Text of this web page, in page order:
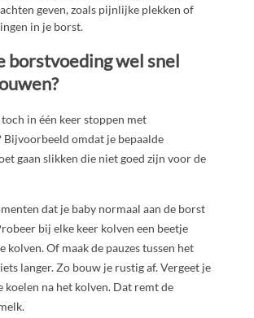
geven, zoals pijnlijke plekken of
in je borst.
borstvoeding wel snel
in één keer stoppen met
Bijvoorbeeld omdat je bepaalde
gaan slikken die niet goed zijn voor de
dat je baby normaal aan de borst
bij elke keer kolven een beetje
kolven. Of maak de pauzes tussen het
langer. Zo bouw je rustig af. Vergeet je
koelen na het kolven. Dat remt de